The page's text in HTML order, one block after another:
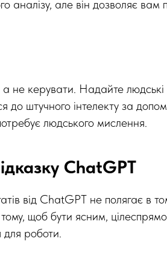
аналізу, але він дозволяє
не керувати. Надайте людські
до штучного інтелекту за
людського мислення.
ChatGPT
від ChatGPT не полягає в
щоб бути ясним,
роботи.